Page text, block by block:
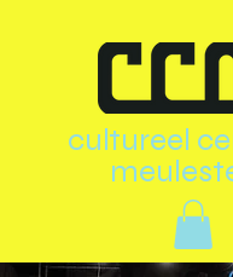
cultureel